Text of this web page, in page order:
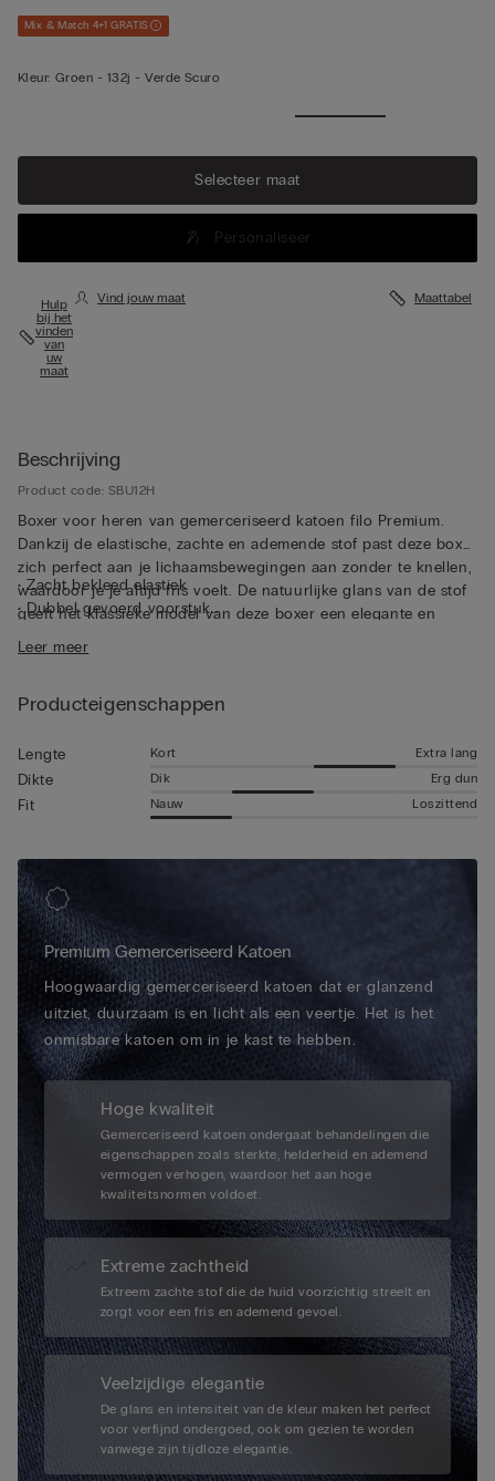
Mix & Match 4+1 GRATIS
Kleur: Groen - 132j - Verde Scuro
n
Selecteer maat
Personaliseer
Hulp
bij het
vinden
van
uw
maat
Vind jouw maat Maattabel
Beschrijving
Product code: SBU12H
Boxer voor heren van gemerceriseerd katoen filo Premium.
Dankzij de elastische, zachte en ademende stof past deze boxer
zich perfect aan je lichaamsbewegingen aan zonder te knellen,
waardoor je je altijd fris voelt. De natuurlijke glans van de stof
geeft het klassieke model van deze boxer een elegante en
verfijnde uitstraling. Juist vanwege de hoogwaardige kwaliteit
van de stof is dit de ideale boxer voor wie geen concessies wil
dagelijkse bezigheden als bij speciale gelegenheden.
• Zacht bekleed elastiek
• Dubbel gevoerd voorstuk
• Nauwsluitende pasvorm
Leer meer
Producteigenschappen
Lengte Kort Extra lang
Dikte Dik Erg dun
Fit Nauw Loszittend
Premium Gemerceriseerd Katoen
Hoogwaardig gemerceriseerd katoen dat er glanzend
uitziet, duurzaam is en licht als een veertje. Het is het
onmisbare katoen om in je kast te hebben.
Hoge kwaliteit
Gemerceriseerd katoen ondergaat behandelingen die
eigenschappen zoals sterkte, helderheid en ademend
vermogen verhogen, waardoor het aan hoge
kwaliteitsnormen voldoet.
Extreme zachtheid
Extreem zachte stof die de huid voorzichtig streelt en
zorgt voor een fris en ademend gevoel.
Veelzijdige elegantie
De glans en intensiteit van de kleur maken het perfect
voor verfijnd ondergoed, ook om gezien te worden
vanwege zijn tijdloze elegantie.